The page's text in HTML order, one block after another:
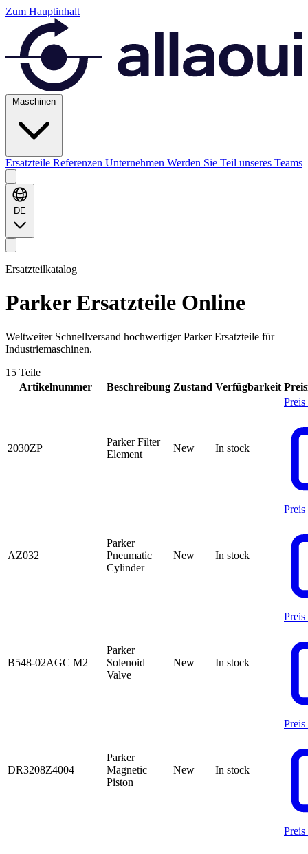
Zum Hauptinhalt
Maschinen
Ersatzteile Referenzen Unternehmen Werden Sie Teil unseres Teams
DE
Ersatzteilkatalog
ParkerErsatzteile Online
Weltweiter Schnellversand hochwertiger Parker Ersatzteile für
Industriemaschinen.
15 Teile
Artikelnummer
Beschreibung Zustand Verfügbarkeit
2030ZP
Parker Filter
Element
New In stock
Preis
AZ032
Parker
Pneumatic
Cylinder
New In stock
Preis
B548-02AGC M2
Parker
Solenoid
Valve
New In stock
Preis
DR3208Z4004
Parker
Magnetic
Piston
New In stock
Preis
Preis